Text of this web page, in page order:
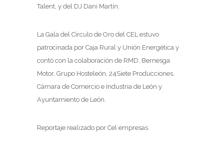
Talent, y del DJ Dani Martín.
La Gala del Círculo de Oro del CEL estuvo
patrocinada por Caja Rural y Unión Energética y
contó con la colaboración de RMD, Bernesga
Motor, Grupo Hosteleón, 24Siete Producciones,
Cámara de Comercio e Industria de León y
Ayuntamiento de León.
Reportaje realizado por Cel empresas.